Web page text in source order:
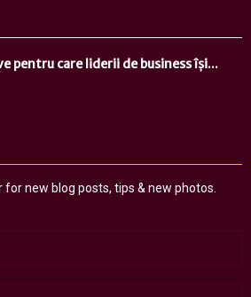
pentru care liderii de business își...
new blog posts, tips & new photos.